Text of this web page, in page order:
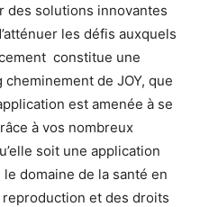
solutions innovantes
les défis auxquels
constitue une
de JOY, que
est amenée à se
à vos nombreux
soit une application
domaine de la santé en
et des droits